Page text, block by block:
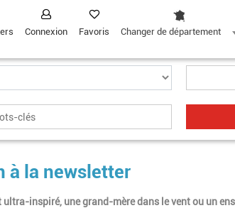
Connexion Favoris Changer de département
à la newsletter
ultra-inspiré, une grand-mère dans le vent ou un